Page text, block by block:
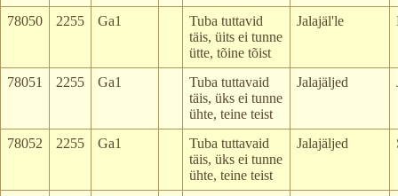
78050 2255 Ga1
Tuba tuttavid
täis, üits ei tunne
ütte, tõine tõist
Jalajäl'le
78051 2255 Ga1
Tuba tuttavaid
täis, üks ei tunne
ühte, teine teist
Jalajäljed
78052 2255 Ga1
Tuba tuttavaid
täis, üks ei tunne
ühte, teine teist
Jalajäljed